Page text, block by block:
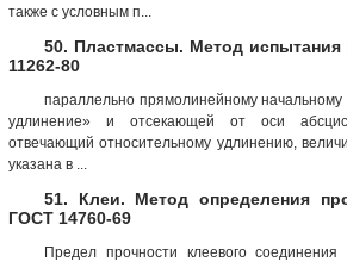
также с условным п...
50. Пластмассы. Метод испытания
11262-80
параллельно прямолинейному начальному
удлинение» и отсекающей от оси
отвечающий относительному удлинению,
указана в ...
51. Клеи. Метод определения
ГОСТ 14760-69
Предел прочности клеевого